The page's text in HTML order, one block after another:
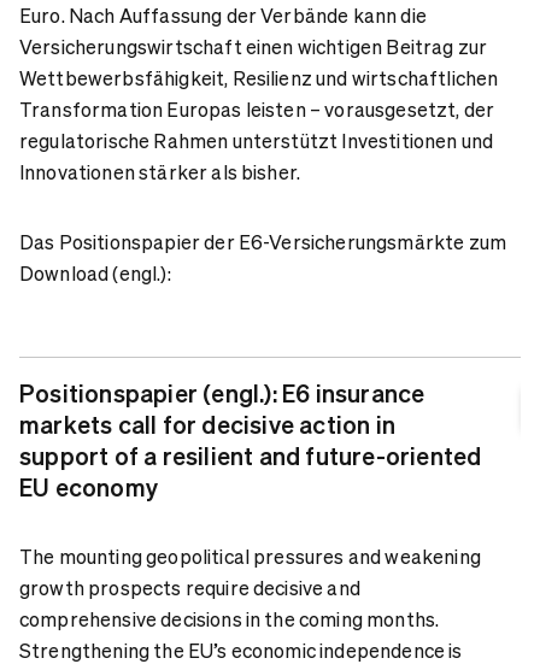
Euro. Nach Auffassung der Verbände kann die
Versicherungswirtschaft einen wichtigen Beitrag zur
Wettbewerbsfähigkeit, Resilienz und wirtschaftlichen
Transformation Europas leisten – vorausgesetzt, der
regulatorische Rahmen unterstützt Investitionen und
Innovationen stärker als bisher.
Das Positionspapier der E6-Versicherungsmärkte zum
Download (engl.):
Positionspapier (engl.): E6 insurance
markets call for decisive action in
support of a resilient and future-oriented
EU economy
The mounting geopolitical pressures and weakening
growth prospects require decisive and
comprehensive decisions in the coming months.
Strengthening the EU’s economic independence is